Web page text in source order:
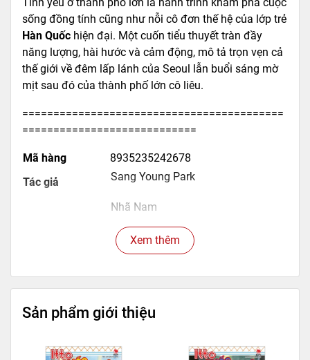
sống đồng tính cũng như nỗi cô đơn thế hệ của lớp trẻ
Hàn Quốc hiện đại. Một cuốn tiểu thuyết tràn đầy
năng lượng, hài hước và cảm động, mô tả trọn vẹn cả
thế giới về đêm lấp lánh của Seoul lẫn buổi sáng mờ
mịt sau đó của thành phố lớn cô liêu.
==========================================
============================
Mã hàng
8935235242678
Tác giả
Sang Young Park
Nhã Nam
Hội Nhà Văn
264
Hình thức Bìa mềm
Xem thêm
Sản phẩm giới thiệu